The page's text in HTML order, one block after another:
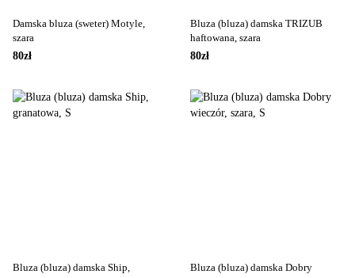
Damska bluza (sweter) Motyle,
szara
80zł
Bluza (bluza) damska TRIZUB
haftowana, szara
80zł
Bluza (bluza) damska Ship,
Bluza (bluza) damska Dobry